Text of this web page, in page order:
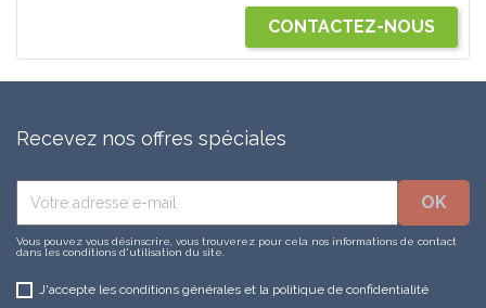
CONTACTEZ-NOUS
Recevez nos offres spéciales
Vous pouvez vous désinscrire, vous trouverez pour cela nos informations de contact
dans les conditions d'utilisation du site.
J'accepte les conditions générales et la politique de confidentialité